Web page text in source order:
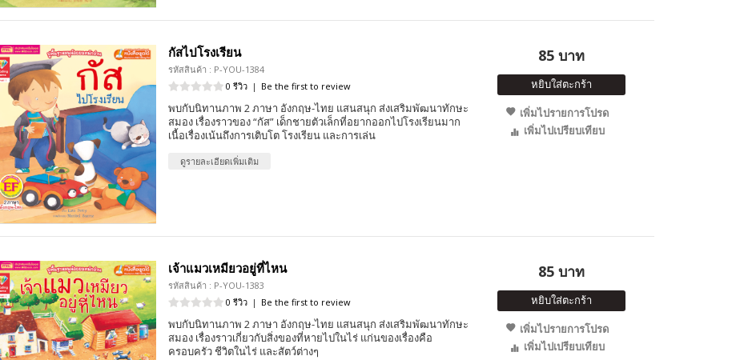
กัสไปโรงเรียน
รหัสสินค้า : P-YOU-1384
0 รีวิว | Be the first to review
พบกับนิทานภาพ 2 ภาษา อังกฤษ-ไทย แสนสนุก ส่งเสริมพัฒนาทักษะ
สมอง เรื่องราวของ “กัส” เด็กชายตัวเล็กที่อยากออกไปโรงเรียนมาก
เนื้อเรื่องเน้นถึงการเติบโต โรงเรียน และการเล่น
ดูรายละเอียดเพิ่มเติม
85 บาท
หยิบใส่ตะกร้า
เพิ่มไปรายการโปรด
เพิ่มไปเปรียบเทียบ
เจ้าแมวเหมียวอยู่ที่ไหน
รหัสสินค้า : P-YOU-1383
0 รีวิว | Be the first to review
พบกับนิทานภาพ 2 ภาษา อังกฤษ-ไทย แสนสนุก ส่งเสริมพัฒนาทักษะ
สมอง เรื่องราวเกี่ยวกับสิ่งของที่หายไปในไร่ แก่นของเรื่องคือ
ครอบครัว ชีวิตในไร่ และสัตว์ต่างๆ
85 บาท
หยิบใส่ตะกร้า
เพิ่มไปรายการโปรด
เพิ่มไปเปรียบเทียบ